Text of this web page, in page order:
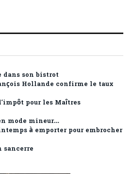
dans son bistrot
Hollande confirme le taux
pour les Maîtres
mode mineur…
à emporter pour embrocher
sancerre